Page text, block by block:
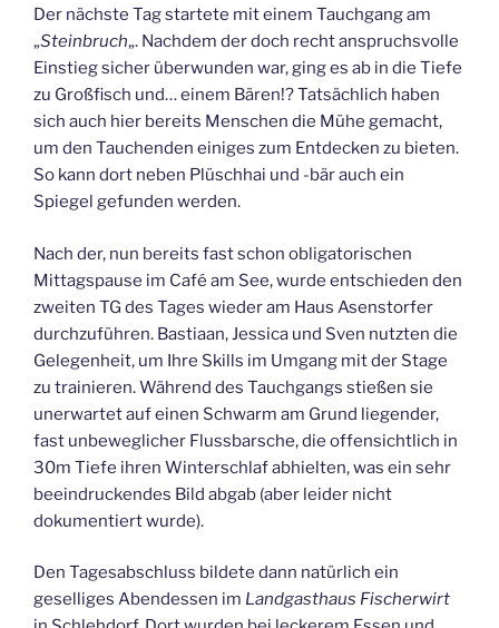
Der nächste Tag startete mit einem Tauchgang am
„Steinbruch„. Nachdem der doch recht anspruchsvolle
Einstieg sicher überwunden war, ging es ab in die Tiefe
zu Großfisch und… einem Bären!? Tatsächlich haben
sich auch hier bereits Menschen die Mühe gemacht,
um den Tauchenden einiges zum Entdecken zu bieten.
So kann dort neben Plüschhai und -bär auch ein
Spiegel gefunden werden.
Nach der, nun bereits fast schon obligatorischen
Mittagspause im Café am See, wurde entschieden den
zweiten TG des Tages wieder am Haus Asenstorfer
durchzuführen. Bastiaan, Jessica und Sven nutzten die
Gelegenheit, um Ihre Skills im Umgang mit der Stage
zu trainieren. Während des Tauchgangs stießen sie
unerwartet auf einen Schwarm am Grund liegender,
fast unbeweglicher Flussbarsche, die offensichtlich in
30m Tiefe ihren Winterschlaf abhielten, was ein sehr
beeindruckendes Bild abgab (aber leider nicht
dokumentiert wurde).
Den Tagesabschluss bildete dann natürlich ein
geselliges Abendessen im Landgasthaus Fischerwirt